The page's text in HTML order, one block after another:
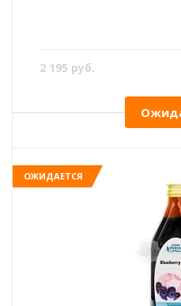
2 195 руб.
ОЖИДАЕТСЯ